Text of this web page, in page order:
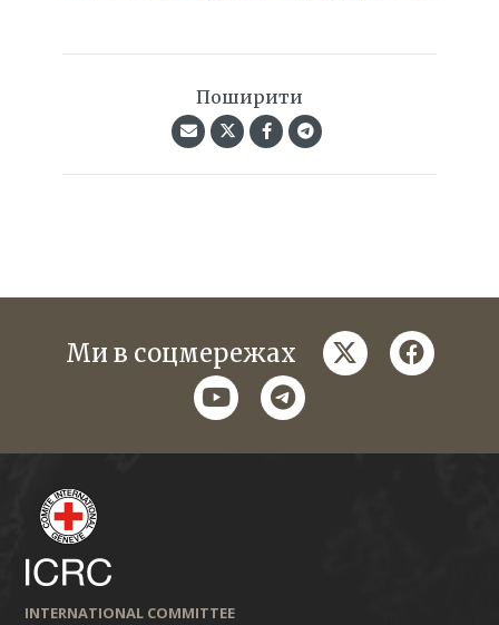
Поширити
Ми в соцмережах twitter
youtubetelegram
INTERNATIONAL COMMITTEE